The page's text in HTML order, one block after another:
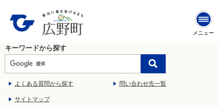
メニュー
キーワードから探す
よくある質問から探す 問い合わせ先一覧
サイトマップ